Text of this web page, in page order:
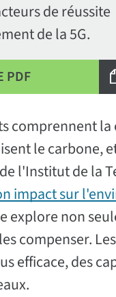
de réussite
de la 5G.
PDF
comprennent
le carbone,
l'Institut de la
impact sur
explore non
compenser.
efficace, des